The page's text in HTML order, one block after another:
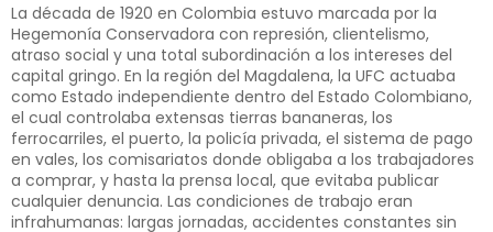
La década de 1920 en Colombia estuvo marcada por la
Hegemonía Conservadora con represión, clientelismo,
atraso social y una total subordinación a los intereses del
capital gringo. En la región del Magdalena, la UFC actuaba
como Estado independiente dentro del Estado Colombiano,
el cual controlaba extensas tierras bananeras, los
ferrocarriles, el puerto, la policía privada, el sistema de pago
en vales, los comisariatos donde obligaba a los trabajadores
a comprar, y hasta la prensa local, que evitaba publicar
cualquier denuncia. Las condiciones de trabajo eran
infrahumanas: largas jornadas, accidentes constantes sin